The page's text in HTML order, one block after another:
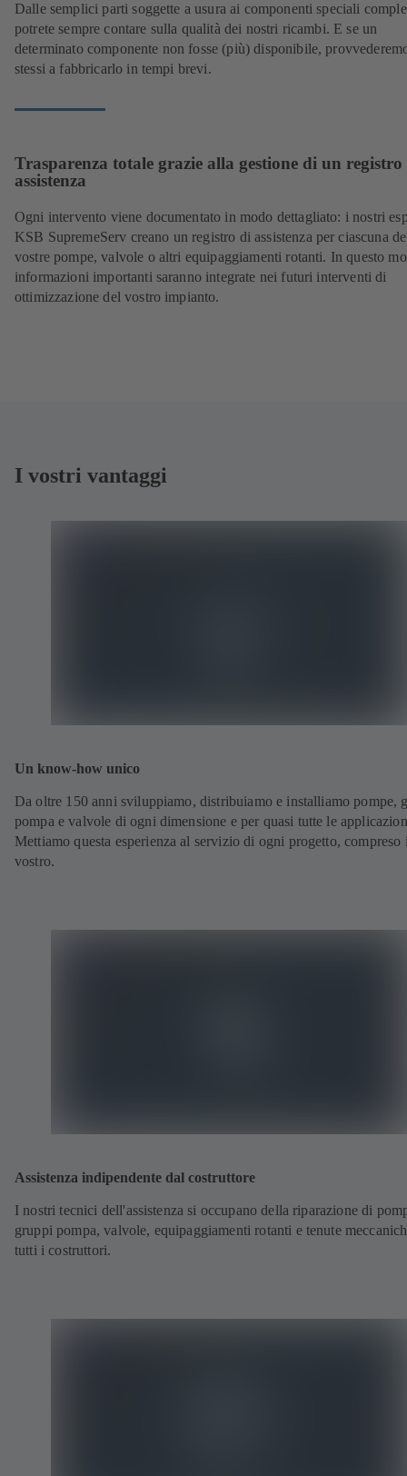
Dalle semplici parti soggette a usura ai componenti speciali
potrete sempre contare sulla qualità dei nostri ricambi. E se un
determinato componente non fosse (più) disponibile,
stessi a fabbricarlo in tempi brevi.
Trasparenza totale grazie alla gestione di un
assistenza
Ogni intervento viene documentato in modo dettagliato: i nostri
KSB SupremeServ creano un registro di assistenza per ciascuna
vostre pompe, valvole o altri equipaggiamenti rotanti. In questo
informazioni importanti saranno integrate nei futuri interventi di
ottimizzazione del vostro impianto.
I vostri vantaggi
Un know-how unico
Da oltre 150 anni sviluppiamo, distribuiamo e installiamo pompe,
pompa e valvole di ogni dimensione e per quasi tutte le
Mettiamo questa esperienza al servizio di ogni progetto, compreso
vostro.
Assistenza indipendente dal costruttore
I nostri tecnici dell'assistenza si occupano della riparazione di
gruppi pompa, valvole, equipaggiamenti rotanti e tenute
tutti i costruttori.